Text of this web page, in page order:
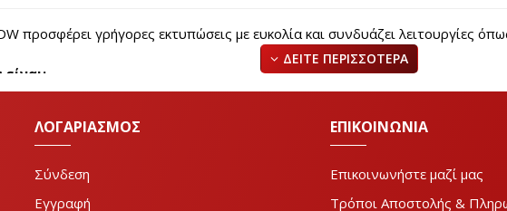
προσφέρει γρήγορες εκτυπώσεις με ευκολία και συνδυάζει λειτουργίες
ΛΟΓΑΡΙΑΣΜΟΣ
Σύνδεση
Εγγραφή
ΕΠΙΚΟΙΝΩΝΙΑ
Επικοινωνήστε μαζί μας
Τρόποι Αποστολής &